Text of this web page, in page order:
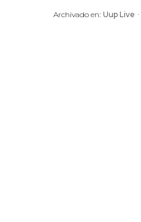
Archivado en: Uup Live ·